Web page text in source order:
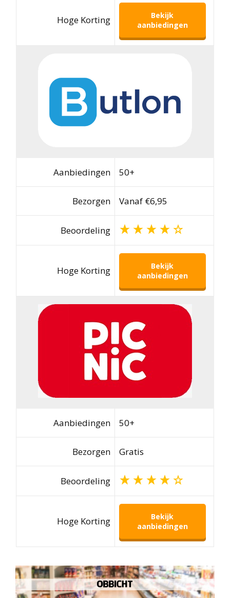
Hoge Korting
Bekijk
aanbiedingen
Aanbiedingen 50+
Bezorgen Vanaf €6,95
Beoordeling
Hoge Korting
Bekijk
aanbiedingen
Aanbiedingen 50+
Bezorgen Gratis
Beoordeling
Hoge Korting
Bekijk
aanbiedingen